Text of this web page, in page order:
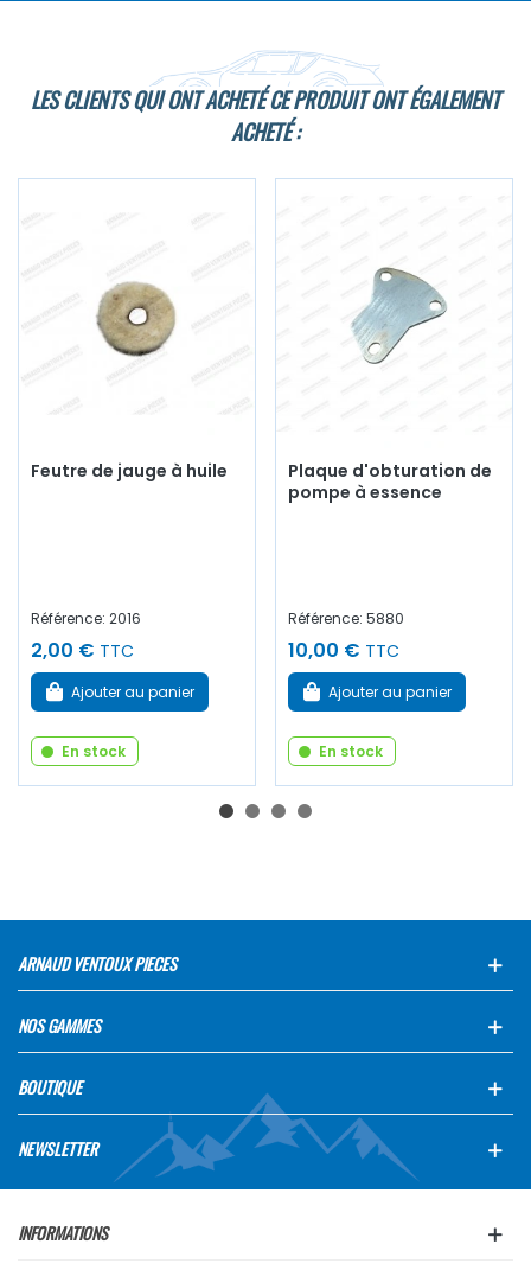
LES CLIENTS QUI ONT ACHETÉ CE PRODUIT ONT ÉGALEMENT
ACHETÉ :
Feutre de jauge à huile
Référence: 2016
2,00 € TTC
Ajouter au panier
En stock
Plaque d'obturation de
pompe à essence
Référence: 5880
10,00 € TTC
Ajouter au panier
En stock
ARNAUD VENTOUX PIECES
NOS GAMMES
BOUTIQUE
NEWSLETTER
INFORMATIONS